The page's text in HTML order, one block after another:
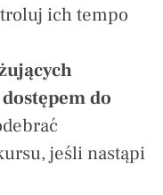
ich tempo
do
jeśli nastąpi